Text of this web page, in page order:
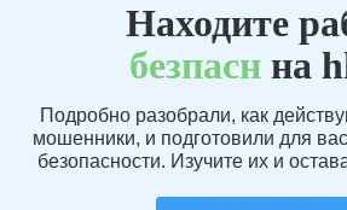
Находите
безпаснна
Подробно разобрали, как
мошенники, и подготовили для
безопасности. Изучите их и